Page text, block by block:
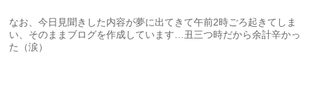
なお、今日見聞きした内容が夢に出てきて午前2時ごろ起きてしま
い、そのままブログを作成しています…丑三つ時だから余計辛かっ
た（涙）